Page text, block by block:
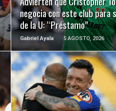
negocia con este club para
de la U: “Préstamo”
Gabriel Ayala 5 AGOSTO, 2026
LEER MÁS